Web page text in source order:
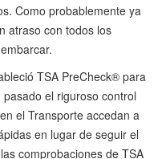
Como probablemente ya
atraso con todos los
TSA PreCheck® para
el riguroso control
el Transporte accedan a
en lugar de seguir el
comprobaciones de TSA